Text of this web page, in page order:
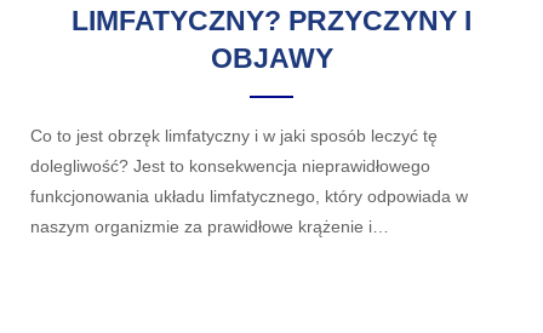
LIMFATYCZNY? PRZYCZYNY I
OBJAWY
Co to jest obrzęk limfatyczny i w jaki sposób leczyć tę
dolegliwość? Jest to konsekwencja nieprawidłowego
funkcjonowania układu limfatycznego, który odpowiada w
naszym organizmie za prawidłowe krążenie i…